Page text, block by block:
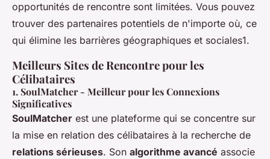
opportunités de rencontre sont limitées. Vous pouvez
trouver des partenaires potentiels de n'importe où, ce
qui élimine les barrières géographiques et sociales1.
Meilleurs Sites de Rencontre pour les
Célibataires
1. SoulMatcher- Meilleur pour les Connexions
Significatives
SoulMatcher est une plateforme qui se concentre sur
la mise en relation des célibataires à la recherche de
relations sérieuses. Son algorithme avancé associe